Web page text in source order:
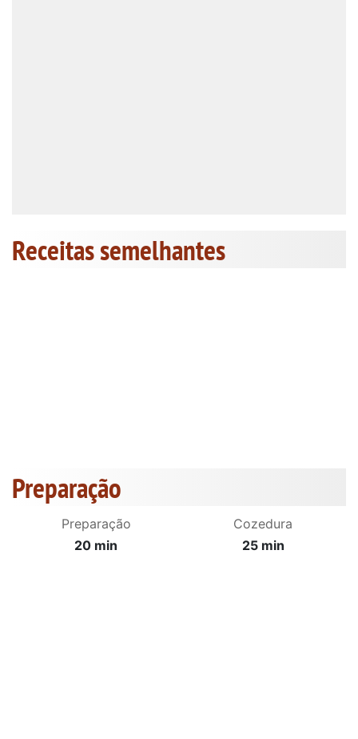
Receitas semelhantes
Preparação
Preparação
20 min
Cozedura
25 min